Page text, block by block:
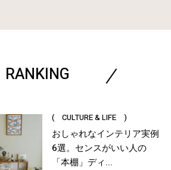
RANKING
( CULTURE & LIFE )
おしゃれなインテリア実例
6選。センスがいい人の
「本棚」ディ...